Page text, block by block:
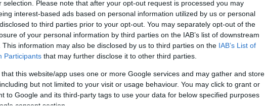
selection. Please note that after your opt-out request is processed you may
interest-based ads based on personal information utilized by us or personal
to third parties prior to your opt-out. You may separately opt-out of the
of your personal information by third parties on the IAB’s list of downstream
This information may also be disclosed by us to third parties on the IAB’s List of
Participants that may further disclose it to other third parties.
that this website/app uses one or more Google services and may gather and store
but not limited to your visit or usage behaviour. You may click to grant or
to Google and its third-party tags to use your data for below specified purposes
consent section.